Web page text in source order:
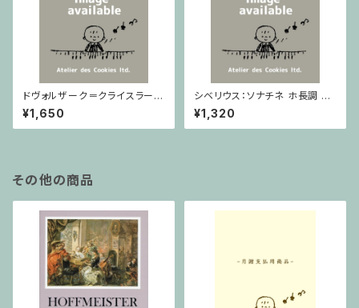
ドヴォルザーク＝クライスラー：
スラヴ幻想曲 ロ短調 from Op.
55-4, Op.75 / ヴァイオリンと
ピアノ
¥1,650
シベリウス：ソナチネ ホ長調 O
p.80 / ヴァイオリンとピアノ
¥1,320
その他の商品